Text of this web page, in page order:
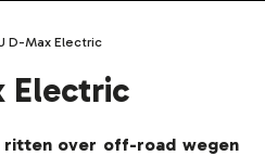
D-Max Electric
Electric
ritten over off-road wegen